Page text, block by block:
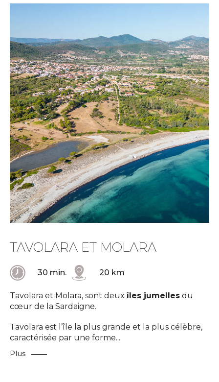
TAVOLARA ET MOLARA
30 min. 20 km
Tavolara et Molara, sont deuxîles jumelles du
cœur de la Sardaigne.
Tavolara est l’île la plus grande et la plus célèbre,
caractérisée par une forme...
Plus